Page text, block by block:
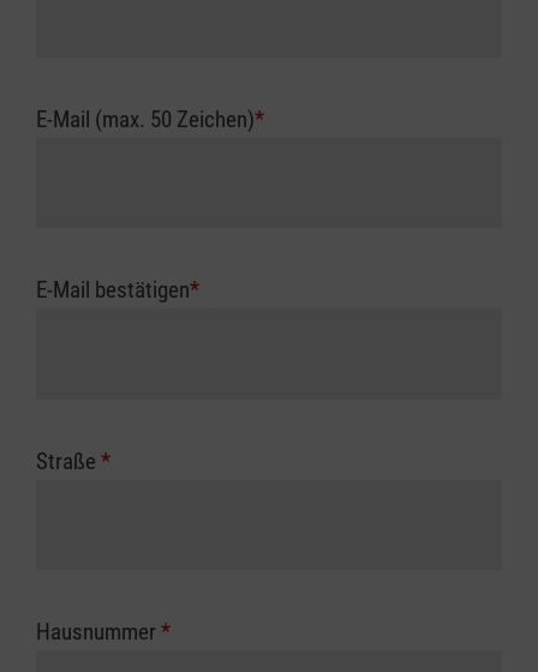
E-Mail (max. 50 Zeichen)*
E-Mail bestätigen*
Straße *
Hausnummer *